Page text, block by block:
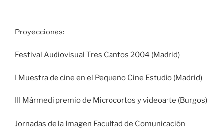
Proyecciones:
Festival Audiovisual Tres Cantos 2004 (Madrid)
I Muestra de cine en el Pequeño Cine Estudio (Madrid)
III Mármedi premio de Microcortos y videoarte (Burgos)
Jornadas de la Imagen Facultad de Comunicación